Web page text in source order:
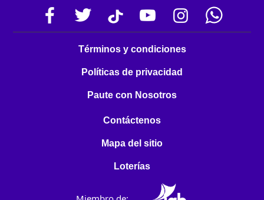
Términos y condiciones
Políticas de privacidad
Paute con Nosotros
Contáctenos
Mapa del sitio
Loterías